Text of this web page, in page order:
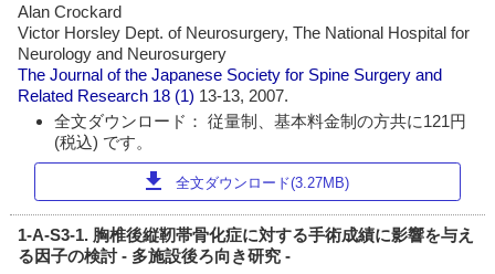
Alan Crockard
Victor Horsley Dept. of Neurosurgery, The National Hospital for
Neurology and Neurosurgery
The Journal of the Japanese Society for Spine Surgery and
Related Research 18 (1) 13-13, 2007.
全文ダウンロード： 従量制、基本料金制の方共に121円
(税込) です。
download 全文ダウンロード(3.27MB)
1-A-S3-1. 胸椎後縦靭帯骨化症に対する手術成績に影響を与え
る因子の検討 - 多施設後ろ向き研究 -